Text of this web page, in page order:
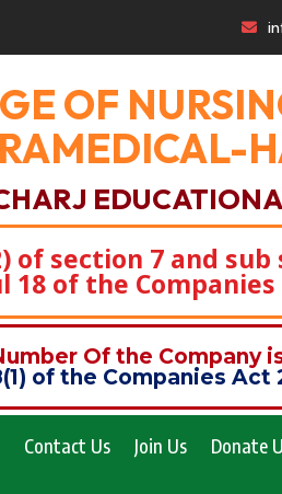
OF
of section 7 and
18 of the
Of the Company
of the Companies Act
Contact Us Join Us Donate